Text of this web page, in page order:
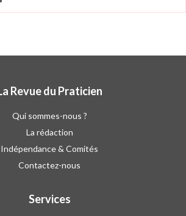
Revue du Praticien
Qui sommes-nous ?
La rédaction
Indépendance & Comités
Contactez-nous
Services